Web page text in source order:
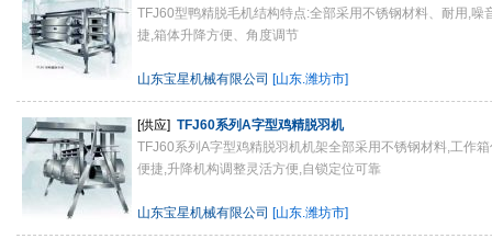
TFJ60型鸭精脱毛机结构特点:全部采用不锈钢材料、耐用,噪
捷,箱体升降方便、角度调节
山东宝星机械有限公司 [山东.潍坊市]
[供应] TFJ60系列A字型鸡精脱羽机
TFJ60系列A字型鸡精脱羽机机架全部采用不锈钢材料,工作
便捷,升降机构调整灵活方便,自锁定位可靠
山东宝星机械有限公司 [山东.潍坊市]